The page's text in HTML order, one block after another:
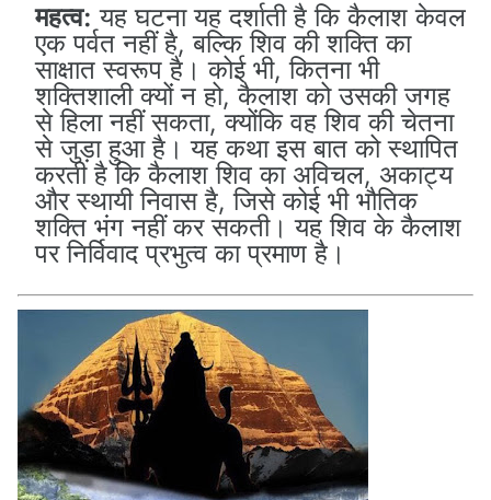
महत्व: यह घटना यह दर्शाती है कि कैलाश केवल
एक पर्वत नहीं है, बल्कि शिव की शक्ति का
साक्षात स्वरूप है। कोई भी, कितना भी
शक्तिशाली क्यों न हो, कैलाश को उसकी जगह
से हिला नहीं सकता, क्योंकि वह शिव की चेतना
से जुड़ा हुआ है। यह कथा इस बात को स्थापित
करती है कि कैलाश शिव का अविचल, अकाट्य
और स्थायी निवास है, जिसे कोई भी भौतिक
शक्ति भंग नहीं कर सकती। यह शिव के कैलाश
पर निर्विवाद प्रभुत्व का प्रमाण है।